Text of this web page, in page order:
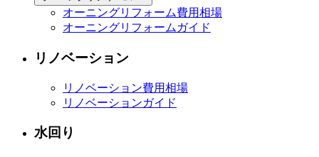
オーニングリフォーム費用相場
オーニングリフォームガイド
リノベーション
リノベーション費用相場
リノベーションガイド
水回り